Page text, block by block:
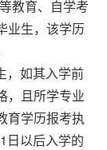
教育、自学考
业生，该学历
如其入学前
，且所学专业
育学历报考执
日以后入学的